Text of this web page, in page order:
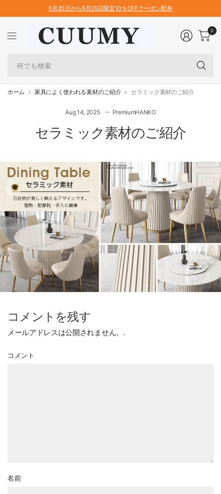
6月20日から6月25日限定10％OFFクーポン配布
0
ホーム 家具によく使われる素材のご紹介 セラミック素材のご紹介
Aug 14, 2025 PremiumHANKO
セラミック素材のご紹介
コメントを残す
メールアドレスは公開されません。.
コメント
名前